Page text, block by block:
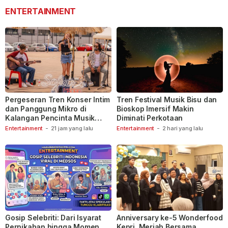
ENTERTAINMENT
Entertainment - 21 jam yang lalu
Pergeseran Tren Konser Intim
dan Panggung Mikro di
Kalangan Pencinta Musik
Indonesia
Entertainment - 2 hari yang lalu
Tren Festival Musik Bisu dan
Bioskop Imersif Makin
Diminati Perkotaan
Gosip Selebriti: Dari Isyarat
Anniversary ke-5 Wonderfood